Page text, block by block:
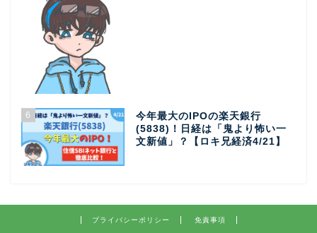
6
今年最大のIPOの楽天銀行
(5838)！日経は「鬼より怖い一
文新値」？【ロキ兄経済4/21】
プライバシーポリシー 免責事項